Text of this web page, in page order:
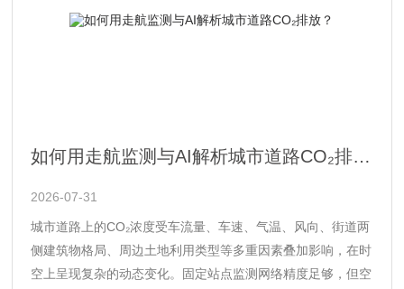
如何用走航监测与AI解析城市道路CO₂排放？
2026-07-31
城市道路上的CO₂浓度受车流量、车速、气温、风向、街道两
侧建筑物格局、周边土地利用类型等多重因素叠加影响，在时
空上呈现复杂的动态变化。固定站点监测网络精度足够，但空